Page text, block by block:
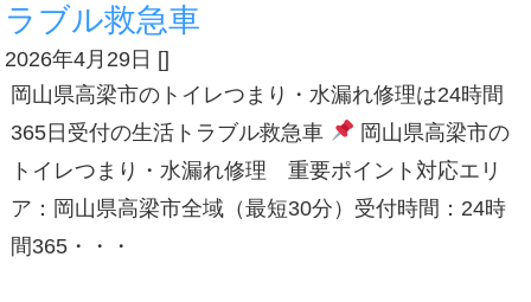
ラブル救急車
2026年4月29日 []
岡山県高梁市のトイレつまり・水漏れ修理は24時間
365日受付の生活トラブル救急車
岡山県高梁市の
トイレつまり・水漏れ修理 重要ポイント対応エリ
ア：岡山県高梁市全域（最短30分）受付時間：24時
間365・・・